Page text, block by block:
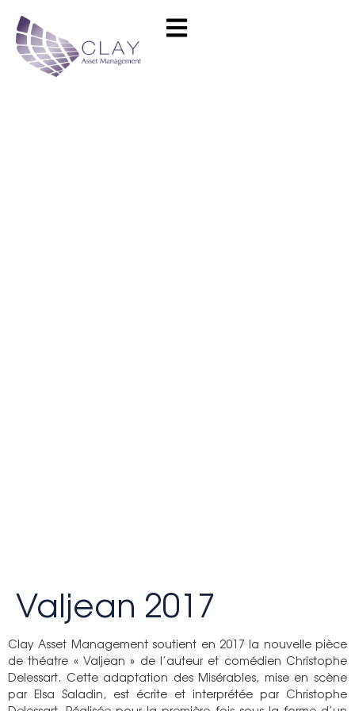
Valjean 2017
Clay Asset Management soutient en 2017 la nouvelle pièce
de théatre « Valjean » de l’auteur et comédien Christophe
Delessart. Cette adaptation des Misérables, mise en scène
par Elsa Saladin, est écrite et interprétée par Christophe